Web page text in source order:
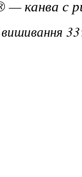
— канва с
вишивання